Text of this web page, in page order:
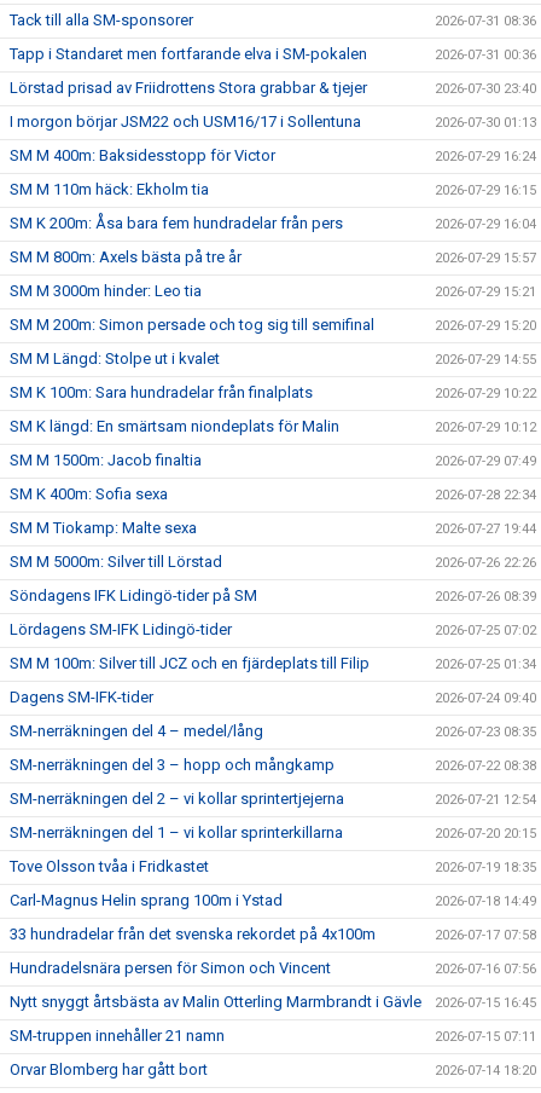
Tack till alla SM-sponsorer 2026-07-31 08:36
Tapp i Standaret men fortfarande elva i SM-pokalen 2026-07-31 00:36
Lörstad prisad av Friidrottens Stora grabbar & tjejer 2026-07-30 23:40
I morgon börjar JSM22 och USM16/17 i Sollentuna 2026-07-30 01:13
SM M 400m: Baksidesstopp för Victor 2026-07-29 16:24
SM M 110m häck: Ekholm tia 2026-07-29 16:15
SM K 200m: Åsa bara fem hundradelar från pers 2026-07-29 16:04
SM M 800m: Axels bästa på tre år 2026-07-29 15:57
SM M 3000m hinder: Leo tia 2026-07-29 15:21
SM M 200m: Simon persade och tog sig till semifinal 2026-07-29 15:20
SM M Längd: Stolpe ut i kvalet 2026-07-29 14:55
SM K 100m: Sara hundradelar från finalplats 2026-07-29 10:22
SM K längd: En smärtsam niondeplats för Malin 2026-07-29 10:12
SM M 1500m: Jacob finaltia 2026-07-29 07:49
SM K 400m: Sofia sexa 2026-07-28 22:34
SM M Tiokamp: Malte sexa 2026-07-27 19:44
SM M 5000m: Silver till Lörstad 2026-07-26 22:26
Söndagens IFK Lidingö-tider på SM 2026-07-26 08:39
Lördagens SM-IFK Lidingö-tider 2026-07-25 07:02
SM M 100m: Silver till JCZ och en fjärdeplats till Filip 2026-07-25 01:34
Dagens SM-IFK-tider 2026-07-24 09:40
SM-nerräkningen del 4 – medel/lång 2026-07-23 08:35
SM-nerräkningen del 3 – hopp och mångkamp 2026-07-22 08:38
SM-nerräkningen del 2 – vi kollar sprintertjejerna 2026-07-21 12:54
SM-nerräkningen del 1 – vi kollar sprinterkillarna 2026-07-20 20:15
Tove Olsson tvåa i Fridkastet 2026-07-19 18:35
Carl-Magnus Helin sprang 100m i Ystad 2026-07-18 14:49
33 hundradelar från det svenska rekordet på 4x100m 2026-07-17 07:58
Hundradelsnära persen för Simon och Vincent 2026-07-16 07:56
Nytt snyggt årtsbästa av Malin Otterling Marmbrandt i Gävle 2026-07-15 16:45
SM-truppen innehåller 21 namn 2026-07-15 07:11
Orvar Blomberg har gått bort 2026-07-14 18:20